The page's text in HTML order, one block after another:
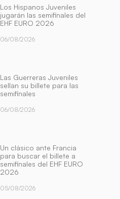
Los Hispanos Juveniles
jugarán las semifinales del
EHF EURO 2026
06/08/2026
Las Guerreras Juveniles
sellan su billete para las
semifinales
06/08/2026
Un clásico ante Francia
para buscar el billete a
semifinales del EHF EURO
2026
05/08/2026